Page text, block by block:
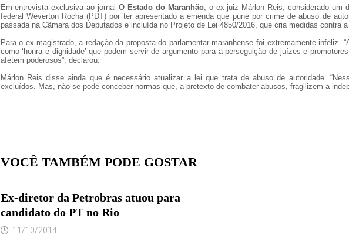
Em entrevista exclusiva ao jornalO Estado do Maranhão , o ex-juiz Márlon Reis, considerado
federal Weverton Rocha (PDT) por ter apresentado a emenda que pune por crime de abuso de
passada na Câmara dos Deputados e incluída no Projeto de Lei 4850/2016, que cria medidas contra a
Para o ex-magistrado, a redação da proposta do parlamentar maranhense foi extremamente infeliz.
como ‘honra e dignidade’ que podem servir de argumento para a perseguição de juízes e
afetem poderosos”, declarou.
Márlon Reis disse ainda que é necessário atualizar a lei que trata de abuso de autoridade.
excluídos. Mas, não se pode conceber normas que, a pretexto de combater abusos, fragilizem a
VOCÊ TAMBÉM PODE GOSTAR
Ex-diretor da Petrobras atuou para
candidato do PT no Rio
11/10/2014